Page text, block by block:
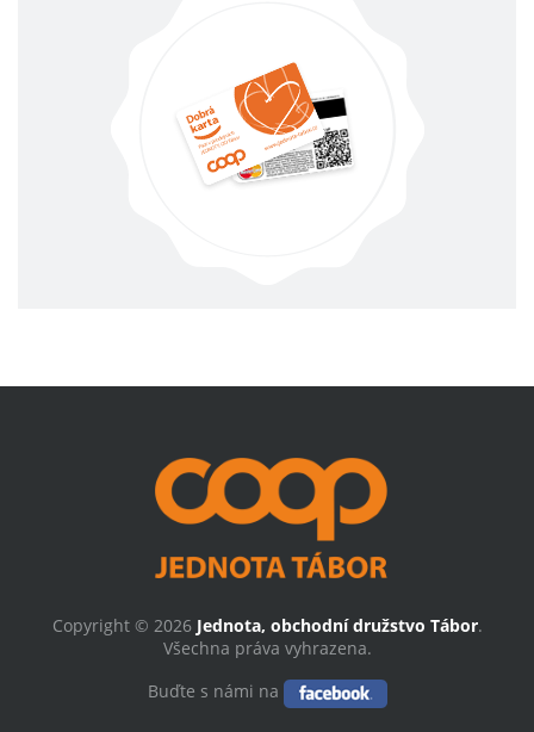
Copyright © 2026 Jednota, obchodní družstvo Tábor.
Všechna práva vyhrazena.
Buďte s námi na